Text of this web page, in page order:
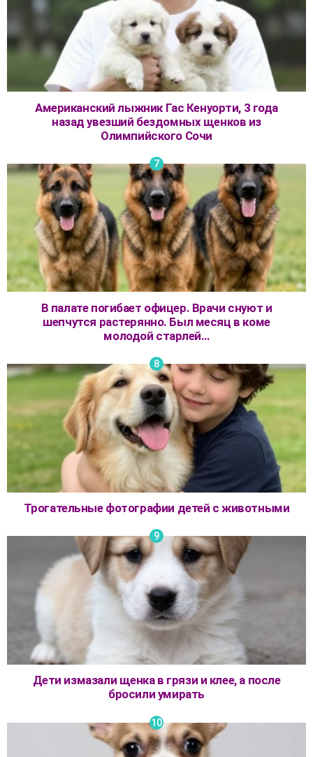
Американский лыжник Гас Кенуорти, 3 года
назад увезший бездомных щенков из
Олимпийского Сочи
В палате погибает офицер. Врачи снуют и
шепчутся растерянно. Был месяц в коме
молодой старлей…
Трогательные фотографии детей с животными
Дети измазали щенка в грязи и клее, а после
бросили умирать